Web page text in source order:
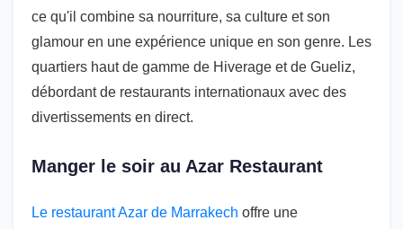
ce qu'il combine sa nourriture, sa culture et son
glamour en une expérience unique en son genre. Les
quartiers haut de gamme de Hiverage et de Gueliz,
débordant de restaurants internationaux avec des
divertissements en direct.
Manger le soir au Azar Restaurant
Le restaurant Azar de Marrakech offre une